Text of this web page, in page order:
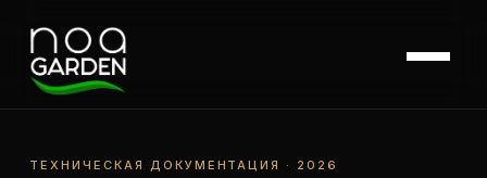
ТЕХНИЧЕСКАЯ ДОКУМЕНТАЦИЯ · 2026